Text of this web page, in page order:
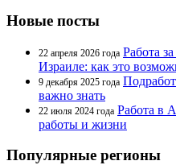
Новые посты
22 апреля 2026 года Работа
Израиле: как это
9 декабря 2025 года
важно знать
22 июля 2024 года Работа в
работы и жизни
Популярные регионы